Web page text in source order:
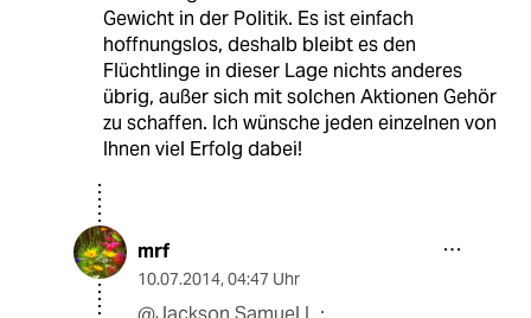
Gewicht in der Politik. Es ist einfach
hoffnungslos, deshalb bleibt es den
Flüchtlinge in dieser Lage nichts anderes
übrig, außer sich mit solchen Aktionen Gehör
zu schaffen. Ich wünsche jeden einzelnen von
Ihnen viel Erfolg dabei!
mrf
10.07.2014, 04:47 Uhr